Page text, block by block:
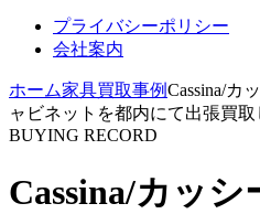
プライバシーポリシー
会社案内
ホーム家具買取事例Cassina/カ
ャビネットを都内にて出張買取
BUYING RECORD
Cassina/カッシ